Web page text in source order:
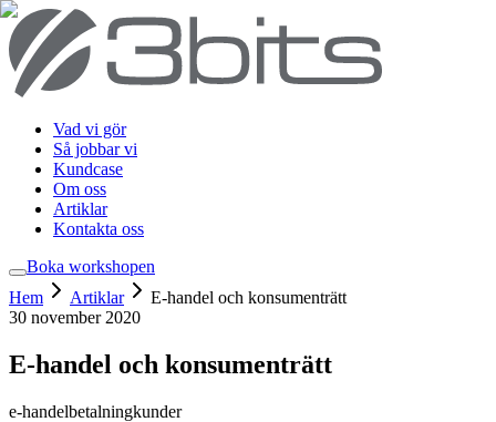
Vad vi gör
Så jobbar vi
Kundcase
Om oss
Artiklar
Kontakta oss
Boka workshopen
Hem
Artiklar
E-handel och konsumenträtt
30 november 2020
E-handel och konsumenträtt
e-handelbetalningkunder